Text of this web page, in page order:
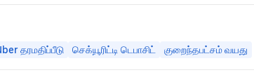
தரமதிப்பீடு செக்யூரிட்டி டெபாசிட் குறைந்தபட்சம் வயது